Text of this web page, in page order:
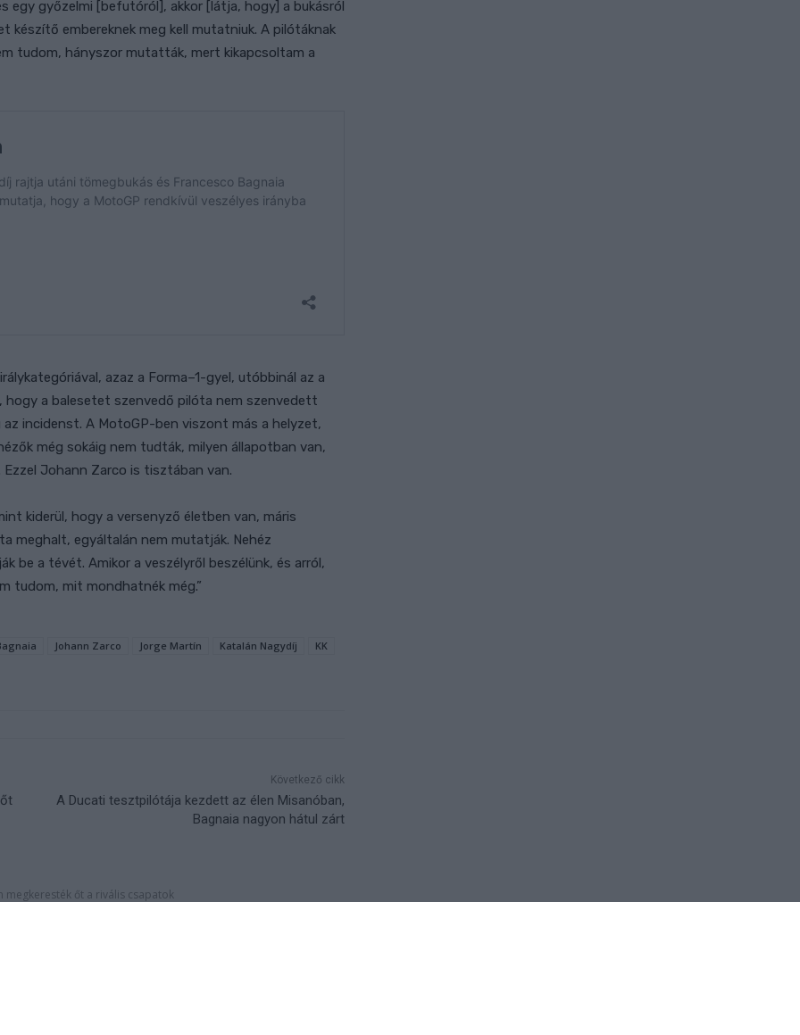
egy győzelmi [befutóról], akkor [látja, hogy] a bukásról
készítő embereknek meg kell mutatniuk. A pilótáknak
tudom, hányszor mutatták, mert kikapcsoltam a
azaz a Forma–1-gyel, utóbbinál az a
hogy a balesetet szenvedő pilóta nem szenvedett
incidenst. A MotoGP-ben viszont más a helyzet,
még sokáig nem tudták, milyen állapotban van,
Johann Zarco is tisztában van.
kiderül, hogy a versenyző életben van, máris
meghalt, egyáltalán nem mutatják. Nehéz
be a tévét. Amikor a veszélyről beszélünk, és arról,
tudom, mit mondhatnék még.”
Johann Zarco Jorge Martín Katalán Nagydíj
KK
Következő cikk
A Ducati tesztpilótája kezdett az élen Misanóban,
Bagnaia nagyon hátul zárt